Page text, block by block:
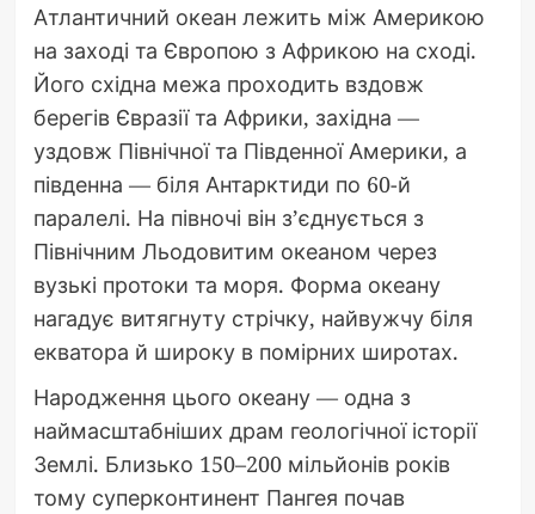
Атлантичний океан лежить між Америкою
на заході та Європою з Африкою на сході.
Його східна межа проходить вздовж
берегів Євразії та Африки, західна —
уздовж Північної та Південної Америки, а
південна — біля Антарктиди по 60-й
паралелі. На півночі він з’єднується з
Північним Льодовитим океаном через
вузькі протоки та моря. Форма океану
нагадує витягнуту стрічку, найвужчу біля
екватора й широку в помірних широтах.
Народження цього океану — одна з
наймасштабніших драм геологічної історії
Землі. Близько 150–200 мільйонів років
тому суперконтинент Пангея почав